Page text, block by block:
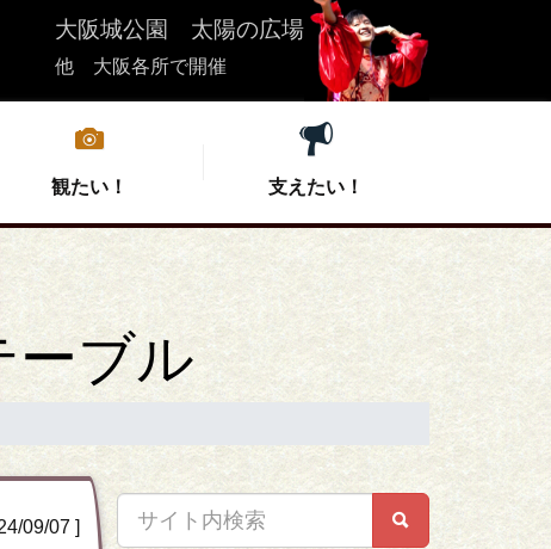
大阪城公園 太陽の広場
他 大阪各所で開催
は 実行委員会紹介
こいやの宿泊
観たい！
芝生広場
中夜祭
支えたい！
こいや祭り応援団募集
ーブル
09/07 ]